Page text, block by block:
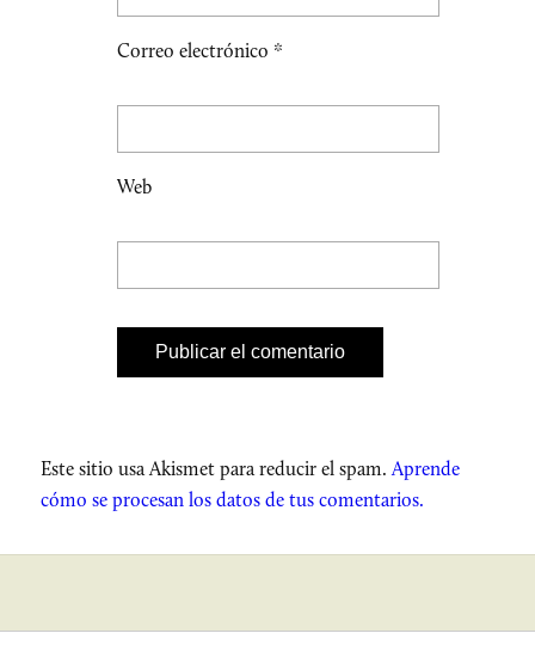
Correo electrónico *
Web
Este sitio usa Akismet para reducir el spam.Aprende
cómo se procesan los datos de tus comentarios.